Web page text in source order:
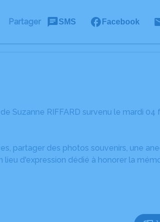
Partager SMS Facebook
Suzanne RIFFARD survenu le mardi 04
partager des photos souvenirs, une
d'expression dédié à honorer la